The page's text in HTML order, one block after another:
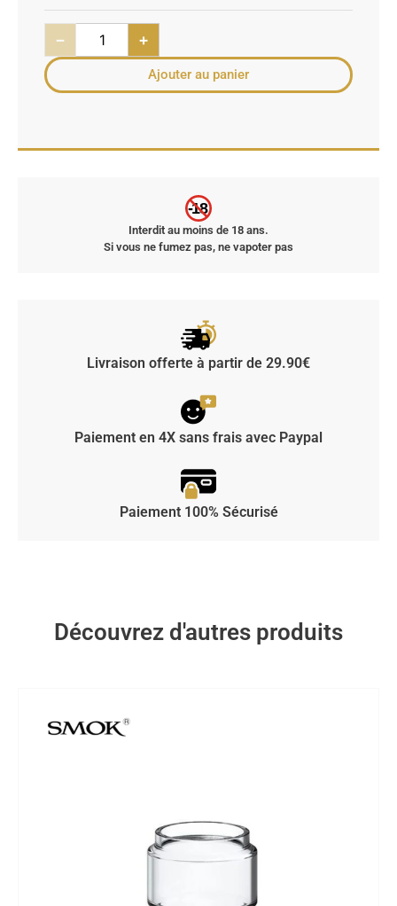
− +
Ajouter au panier
-18
Interdit au moins de 18 ans.
Si vous ne fumez pas, ne vapoter pas
Livraison offerte à partir de 29.90€
Paiement en 4X sans frais avec Paypal
Paiement 100% Sécurisé
Découvrez d'autres produits